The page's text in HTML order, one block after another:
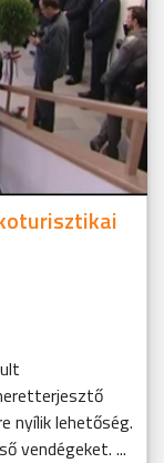
nyílik lehetőség.
vendégeket. ...